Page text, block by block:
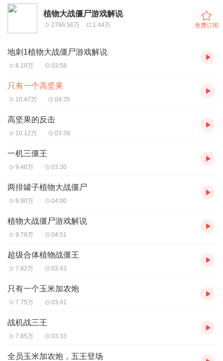
植物大战僵尸游戏解说
2786.56万 1.44万 免费订阅
地刺1植物大战僵尸游戏解说
6.19万 03:58
只有一个高坚果
10.47万 04:35
高坚果的反击
10.12万 03:39
一机三僵王
9.40万 03:30
两排罐子植物大战僵尸
9.90万 04:00
植物大战僵尸游戏解说
9.78万 04:51
超级合体植物战僵王
7.82万 03:43
只有一个玉米加农炮
7.75万 03:41
战机战三王
7.85万 03:33
全员玉米加农炮，五王登场